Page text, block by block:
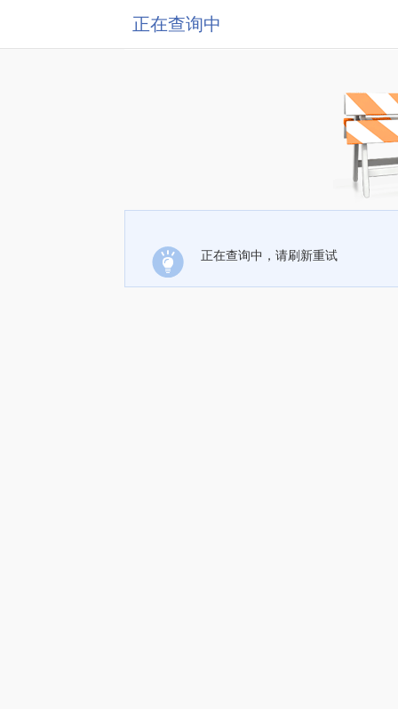
正在查询中
正在查询中，请刷新重试